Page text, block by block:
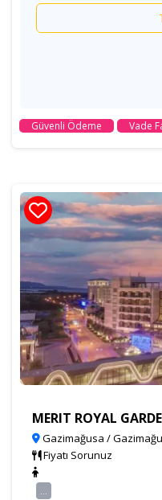
Güvenli Ödeme Vade
MERIT ROYAL
Gazimağusa /
Fiyatı Sorunuz
...